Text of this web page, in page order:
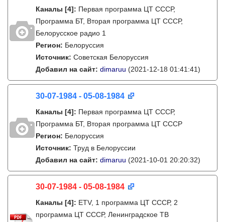
Каналы [4]: Первая программа ЦТ СССР,
Программа БТ, Вторая программа ЦТ СССР,
Белорусское радио 1
Регион: Белоруссия
Источник: Советская Белоруссия
Добавил на сайт: dimaruu (2021-12-18 01:41:41)
30-07-1984 - 05-08-1984
Каналы [4]: Первая программа ЦТ СССР,
Программа БТ, Вторая программа ЦТ СССР
Регион: Белоруссия
Источник: Труд в Белоруссии
Добавил на сайт: dimaruu (2021-10-01 20:20:32)
30-07-1984 - 05-08-1984
Каналы [4]: ETV, 1 программа ЦТ СССР, 2
программа ЦТ СССР, Ленинградское ТВ